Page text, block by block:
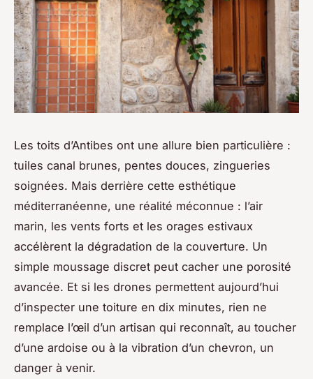
Les toits d’Antibes ont une allure bien particulière :
tuiles canal brunes, pentes douces, zingueries
soignées. Mais derrière cette esthétique
méditerranéenne, une réalité méconnue : l’air
marin, les vents forts et les orages estivaux
accélèrent la dégradation de la couverture. Un
simple moussage discret peut cacher une porosité
avancée. Et si les drones permettent aujourd’hui
d’inspecter une toiture en dix minutes, rien ne
remplace l’œil d’un artisan qui reconnaît, au toucher
d’une ardoise ou à la vibration d’un chevron, un
danger à venir.